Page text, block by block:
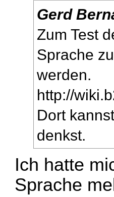
Gerd
Zum Test
Sprache
werden.
http://
Dort
denkst.
Ich hatte
Sprache